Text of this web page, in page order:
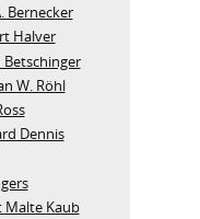
Bernecker
Halver
W. Röhl
Dennis
Malte Kaub